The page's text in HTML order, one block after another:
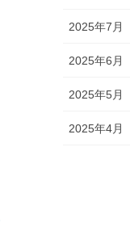
2025年7月
2025年6月
2025年5月
2025年4月